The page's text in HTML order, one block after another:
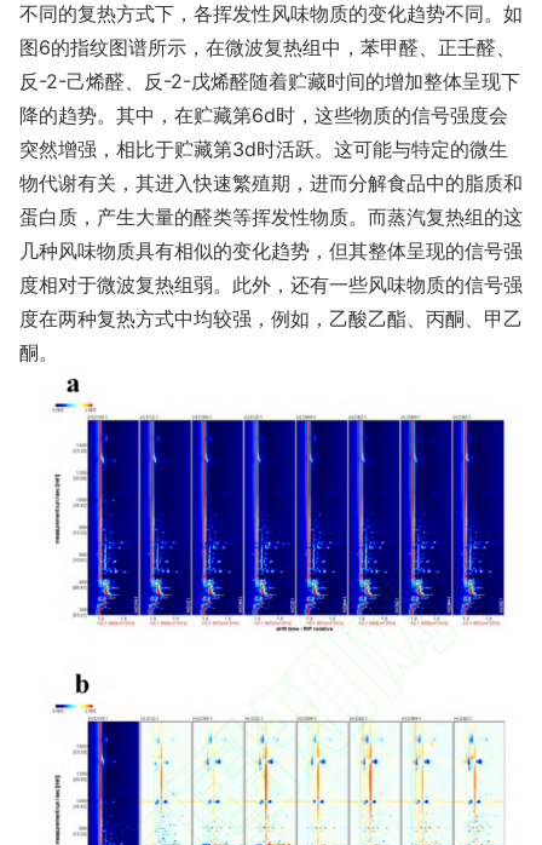
不同的复热方式下，各挥发性风味物质的变化趋势不同。如
图6的指纹图谱所示，在微波复热组中，苯甲醛、正壬醛、
反-2-己烯醛、反-2-戊烯醛随着贮藏时间的增加整体呈现下
降的趋势。其中，在贮藏第6d时，这些物质的信号强度会
突然增强，相比于贮藏第3d时活跃。这可能与特定的微生
物代谢有关，其进入快速繁殖期，进而分解食品中的脂质和
蛋白质，产生大量的醛类等挥发性物质。而蒸汽复热组的这
几种风味物质具有相似的变化趋势，但其整体呈现的信号强
度相对于微波复热组弱。此外，还有一些风味物质的信号强
度在两种复热方式中均较强，例如，乙酸乙酯、丙酮、甲乙
酮。